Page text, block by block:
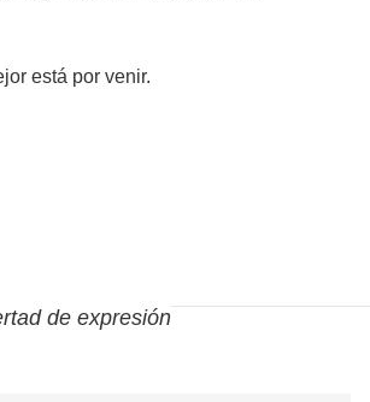
está por venir.
de expresión